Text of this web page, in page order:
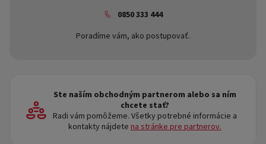
0850 333 444
Poradíme vám, ako postupovať.
Ste naším obchodným partnerom alebo sa ním
chcete stať?
Radi vám pomôžeme. Všetky potrebné informácie a
kontakty nájdete na stránke pre partnerov.